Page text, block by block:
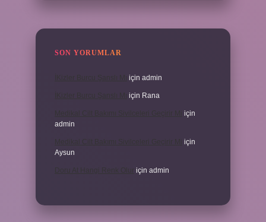
SON YORUMLAR
için admin
için Rana
için
admin
Medikal Cilt Bakımı Sivilceleri Geçirir Mi
için
Aysun
için admin